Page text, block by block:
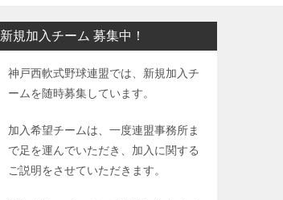
新規加入チーム 募集中！
神戸西軟式野球連盟では、新規加入チ
ームを随時募集しています。
加入希望チームは、一度連盟事務所ま
で足を運んでいただき、加入に関する
ご説明をさせていただきます。